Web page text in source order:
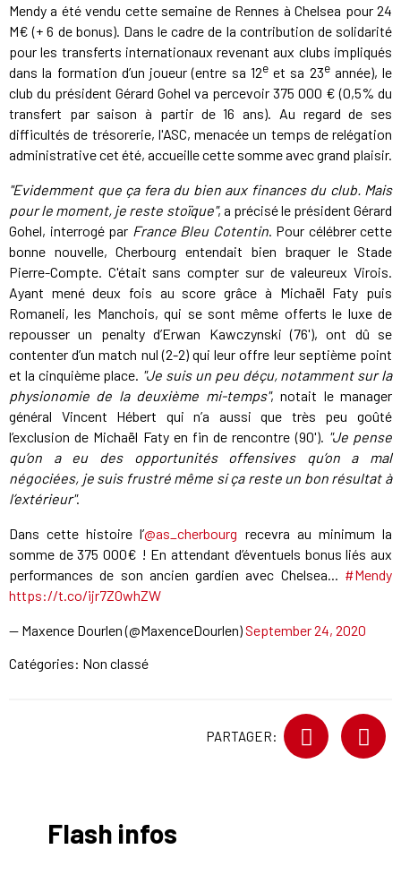
Mendy a été vendu cette semaine de Rennes à Chelsea pour 24
M€ (+ 6 de bonus). Dans le cadre de la contribution de solidarité
pour les transferts internationaux revenant aux clubs impliqués
dans la formation d’un joueur (entre sa 12eet sa 23eannée), le
club du président Gérard Gohel va percevoir 375 000 € (0,5% du
transfert par saison à partir de 16 ans). Au regard de ses
difficultés de trésorerie, l'ASC, menacée un temps de relégation
administrative cet été, accueille cette somme avec grand plaisir.
"Evidemment que ça fera du bien aux finances du club. Mais
pour le moment, je reste stoïque", a précisé le président Gérard
Gohel, interrogé par France Bleu Cotentin. Pour célébrer cette
bonne nouvelle, Cherbourg entendait bien braquer le Stade
Pierre-Compte. C'était sans compter sur de valeureux Virois.
Ayant mené deux fois au score grâce à Michaël Faty puis
Romaneli, les Manchois, qui se sont même offerts le luxe de
repousser un penalty d’Erwan Kawczynski (76'), ont dû se
contenter d’un match nul (2-2) qui leur offre leur septième point
et la cinquième place. "Je suis un peu déçu, notamment sur la
physionomie de la deuxième mi-temps", notait le manager
général Vincent Hébert qui n’a aussi que très peu goûté
l’exclusion de Michaël Faty en fin de rencontre (90'). "Je pense
qu’on a eu des opportunités offensives qu’on a mal
négociées, je suis frustré même si ça reste un bon résultat à
l’extérieur".
Dans cette histoire l’@as_cherbourg recevra au minimum la
somme de 375 000€ ! En attendant d’éventuels bonus liés aux
performances de son ancien gardien avec Chelsea... #Mendy
https://t.co/ijr7Z0whZW
— Maxence Dourlen (@MaxenceDourlen)September 24, 2020
Catégories: Non classé
PARTAGER:
Flash infos